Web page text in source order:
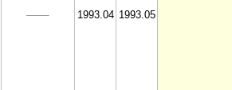
1993.04 1993.05